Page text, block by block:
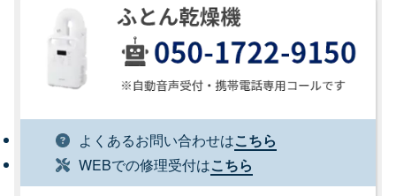
よくあるお問い合わせはこちら
WEBでの修理受付はこちら